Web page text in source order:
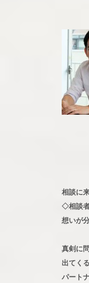
相談に
◇相談者
想いが
真剣に
出てく
パート